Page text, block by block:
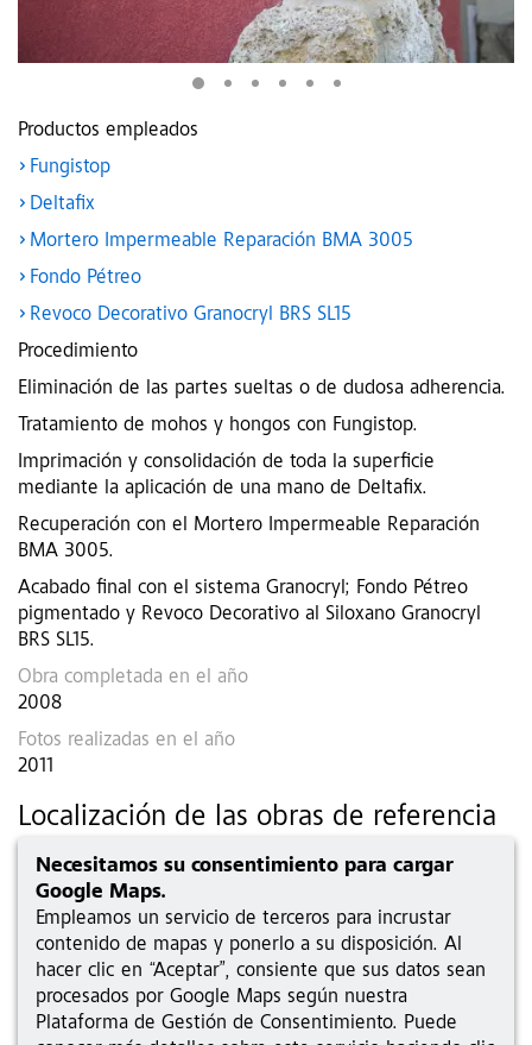
Productos empleados
Fungistop
Deltafix
Mortero Impermeable Reparación BMA 3005
Fondo Pétreo
Revoco Decorativo Granocryl BRS SL15
Procedimiento
Eliminación de las partes sueltas o de dudosa adherencia.
Tratamiento de mohos y hongos con Fungistop.
Imprimación y consolidación de toda la superficie
mediante la aplicación de una mano de Deltafix.
Recuperación con el Mortero Impermeable Reparación
BMA 3005.
Acabado final con el sistema Granocryl; Fondo Pétreo
pigmentado y Revoco Decorativo al Siloxano Granocryl
BRS SL15.
Obra completada en el año
2008
Fotos realizadas en el año
2011
Localización de las obras de referencia
Necesitamos su consentimiento para cargar
Google Maps.
Empleamos un servicio de terceros para incrustar
contenido de mapas y ponerlo a su disposición. Al
hacer clic en “Aceptar”, consiente que sus datos sean
procesados por Google Maps según nuestra
Plataforma de Gestión de Consentimiento. Puede